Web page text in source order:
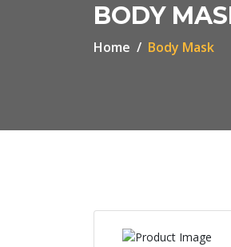
BODY
Home Body Mask